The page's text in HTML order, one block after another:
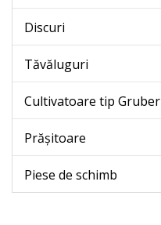
Discuri
Tăvăluguri
Cultivatoare tip Gruber
Prășitoare
Piese de schimb